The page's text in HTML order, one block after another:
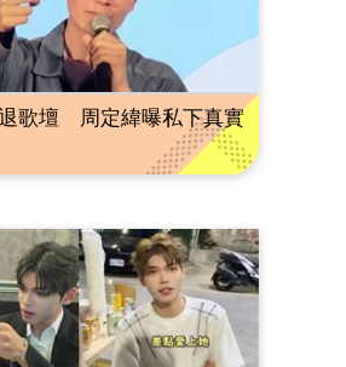
歌壇 周定緯曝私下真實